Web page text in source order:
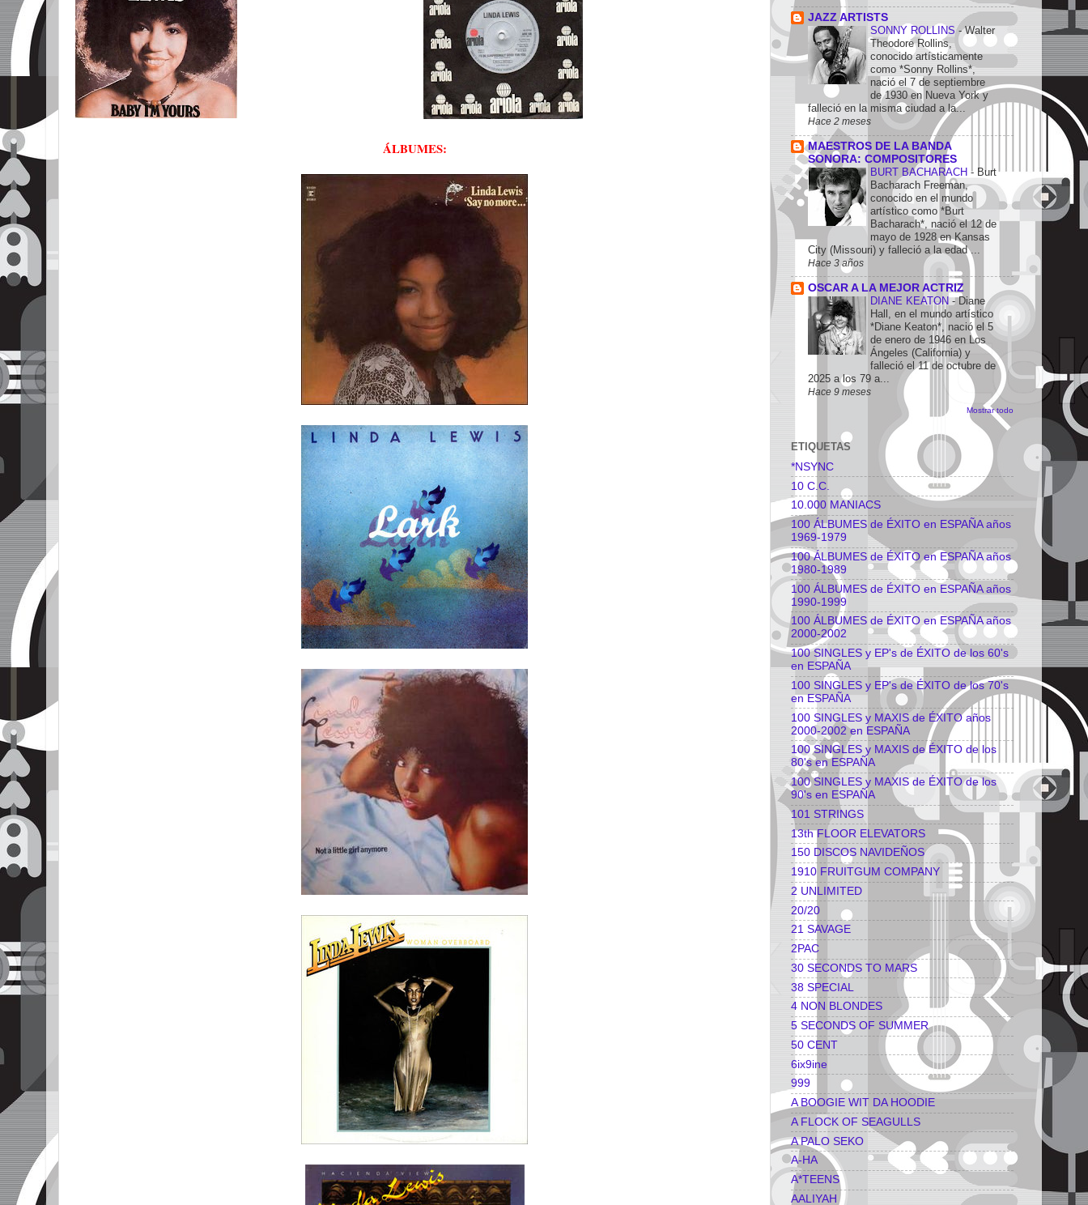
ÁLBUMES:
JAZZ ARTISTS
SONNY ROLLINS-Walter
Theodore Rollins,
conocido artísticamente
como *Sonny Rollins*,
nació el 7 de septiembre
de 1930 en Nueva York y
falleció en la misma ciudad a la...
Hace 2 meses
MAESTROS DE LA BANDA
SONORA: COMPOSITORES
BURT BACHARACH - Burt
Bacharach Freeman,
conocido en el mundo
artístico como *Burt
Bacharach*, nació el 12 de
mayo de 1928 en Kansas
City (Missouri) y falleció a la edad ...
Hace 3 años
OSCAR A LA MEJOR ACTRIZ
DIANE KEATON-Diane
Hall, en el mundo artístico
*Diane Keaton*, nació el 5
de enero de 1946 en Los
Ángeles (California) y
falleció el 11 de octubre de
2025 a los 79 a...
Hace 9 meses
Mostrar todo
ETIQUETAS
*NSYNC
10 C.C.
10.000 MANIACS
100 ÁLBUMES de ÉXITO en ESPAÑA años
1969-1979
100 ÁLBUMES de ÉXITO en ESPAÑA años
1980-1989
100 ÁLBUMES de ÉXITO en ESPAÑA años
1990-1999
100 ÁLBUMES de ÉXITO en ESPAÑA años
2000-2002
100 SINGLES y EP's de ÉXITO de los 60's
en ESPAÑA
100 SINGLES y EP's de ÉXITO de los 70's
en ESPAÑA
100 SINGLES y MAXIS de ÉXITO años
2000-2002 en ESPAÑA
100 SINGLES y MAXIS de ÉXITO de los
80's en ESPAÑA
100 SINGLES y MAXIS de ÉXITO de los
90's en ESPAÑA
101 STRINGS
13th FLOOR ELEVATORS
150 DISCOS NAVIDEÑOS
1910 FRUITGUM COMPANY
2 UNLIMITED
20/20
21 SAVAGE
2PAC
30 SECONDS TO MARS
38 SPECIAL
4 NON BLONDES
5 SECONDS OF SUMMER
50 CENT
6ix9ine
999
A BOOGIE WIT DA HOODIE
A FLOCK OF SEAGULLS
A PALO SEKO
A-HA
A*TEENS
AALIYAH